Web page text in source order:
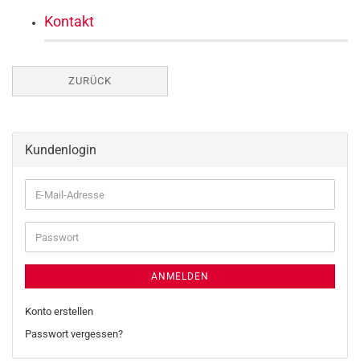
Kontakt
ZURÜCK
Kundenlogin
E-
Mail-
Adresse
Passwort
ANMELDEN
Konto erstellen
Passwort vergessen?